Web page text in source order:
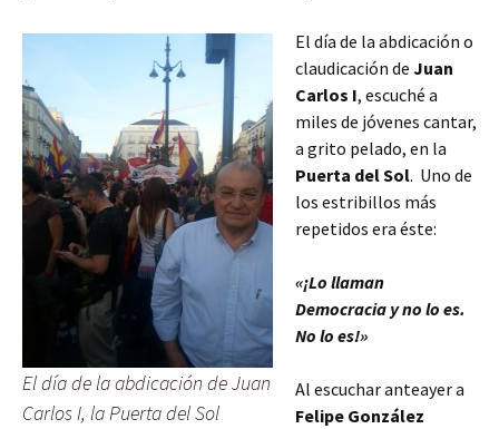
El día de la abdicación de Juan
Carlos I, la Puerta del Sol
El día de la abdicación o
claudicación de Juan
Carlos I, escuché a
miles de jóvenes cantar,
a grito pelado, en la
Puerta del Sol. Uno de
los estribillos más
repetidos era éste:
«¡Lo llaman
Democracia y no lo es.
No lo es!»
Al escuchar anteayer a
Felipe González